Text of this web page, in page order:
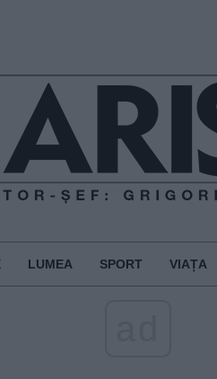
LUMEA SPORT VIAȚA